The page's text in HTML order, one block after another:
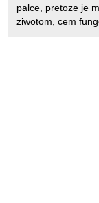
palce, pretoze je
ziwotom, cem